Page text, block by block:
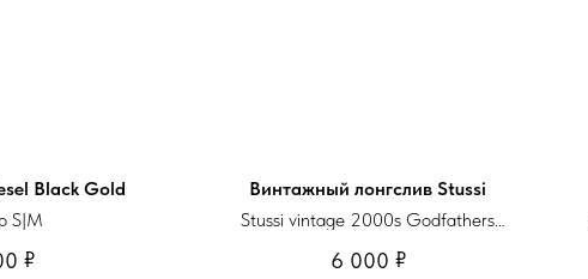
Black Gold
S|M
₽
Винтажный лонгслив Stussi
Stussi vintage 2000s Godfathers
6 000 ₽